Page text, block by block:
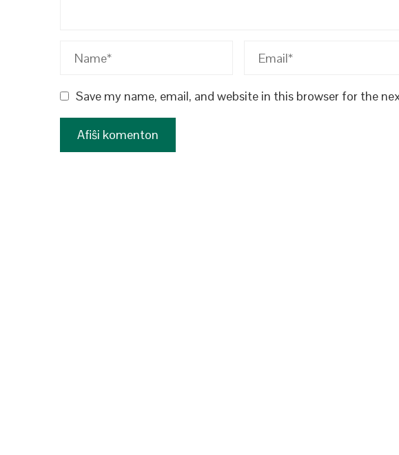
Save my name, email, and website in this browser for the